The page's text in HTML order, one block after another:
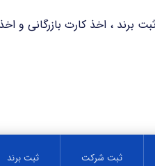
، اخذ کارت بازرگانی و اخذ رتبه
ثبت شرکت ثبت برند